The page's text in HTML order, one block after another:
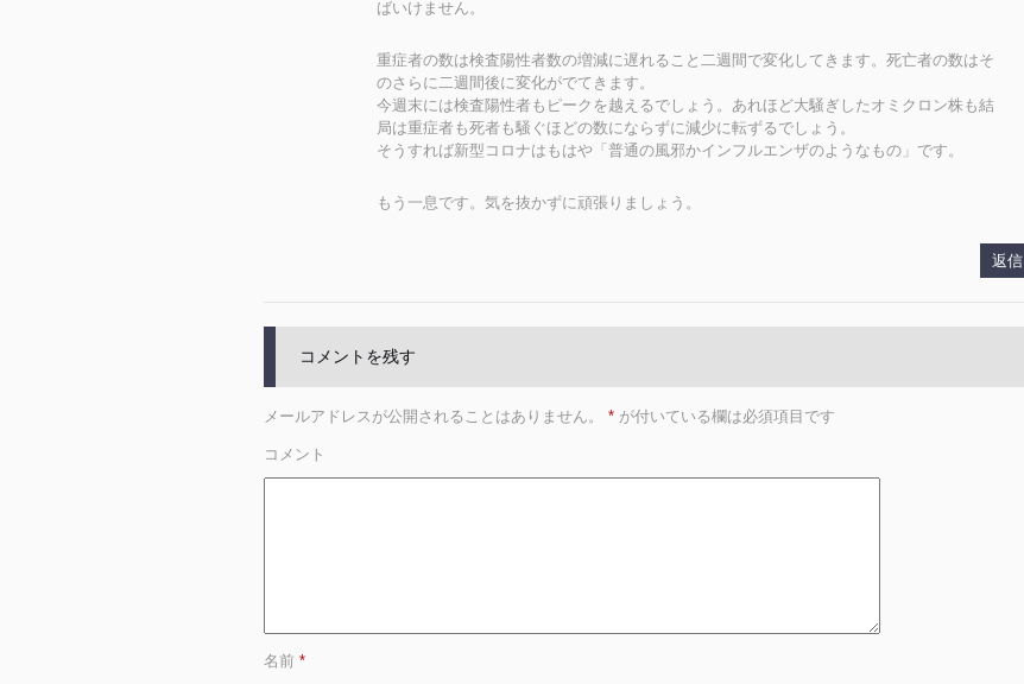
ばいけません。
重症者の数は検査陽性者数の増減に遅れること二週間で変化してきます。死亡者の数はそ
のさらに二週間後に変化がでてきます。
今週末には検査陽性者もピークを越えるでしょう。あれほど大騒ぎしたオミクロン株も結
局は重症者も死者も騒ぐほどの数にならずに減少に転ずるでしょう。
そうすれば新型コロナはもはや「普通の風邪かインフルエンザのようなもの」です。
もう一息です。気を抜かずに頑張りましょう。
返信
コメントを残す
メールアドレスが公開されることはありません。 * が付いている欄は必須項目です
コメント
名前 *